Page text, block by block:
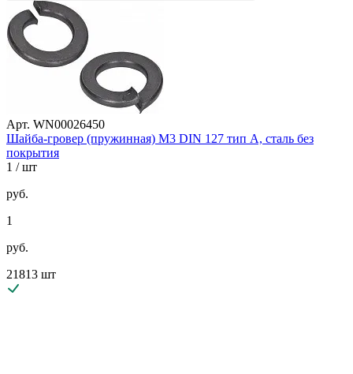
Арт. WN00026450
Шайба-гровер (пружинная) М3 DIN 127 тип A, сталь без
покрытия
1 / шт
руб.
1
руб.
21813 шт